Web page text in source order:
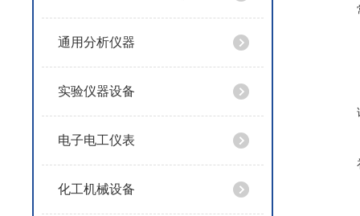
通用分析仪器
实验仪器设备
电子电工仪表
化工机械设备